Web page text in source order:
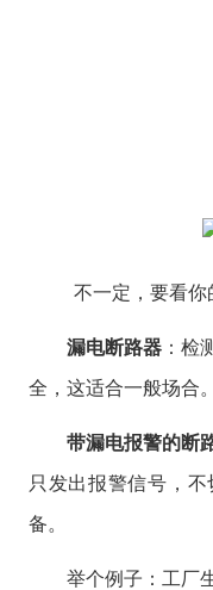
不一定，要看你
漏电断路器：检
全，这适合一般场合。
带漏电报警的断
只发出报警信号，
备。
举个例子：工厂生